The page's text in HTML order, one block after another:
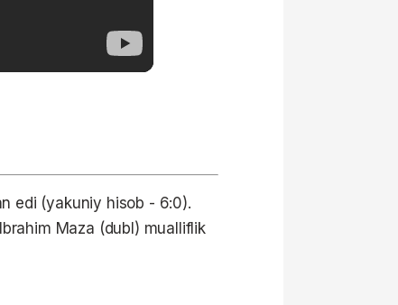
edi (yakuniy hisob - 6:0).
Maza (dubl) mualliflik